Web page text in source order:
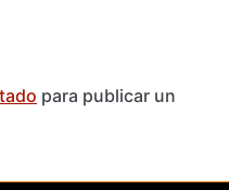
para publicar un